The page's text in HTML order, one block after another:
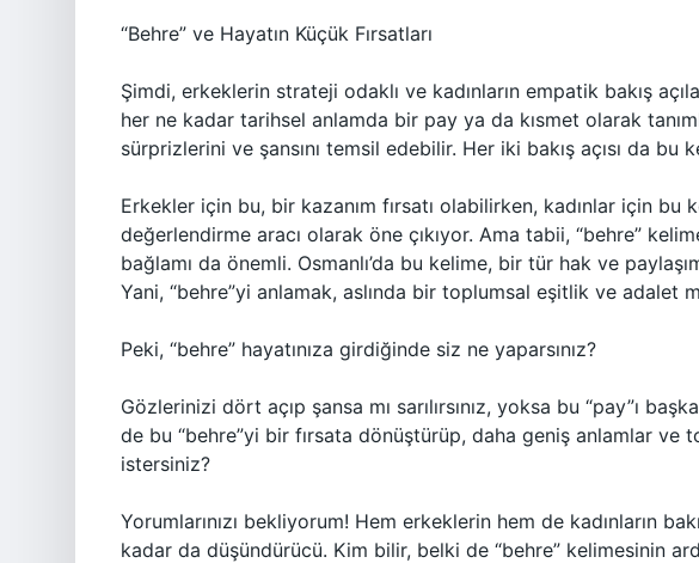
“Behre” ve Hayatın Küçük Fırsatları
Şimdi, erkeklerin strateji odaklı ve kadınların empatik bakış
her ne kadar tarihsel anlamda bir pay ya da kısmet olarak
sürprizlerini ve şansını temsil edebilir. Her iki bakış açısı da bu
Erkekler için bu, bir kazanım fırsatı olabilirken, kadınlar için bu
değerlendirme aracı olarak öne çıkıyor. Ama tabii, “behre”
bağlamı da önemli. Osmanlı’da bu kelime, bir tür hak ve
Yani, “behre”yi anlamak, aslında bir toplumsal eşitlik ve adalet
Peki, “behre” hayatınıza girdiğinde siz ne yaparsınız?
Gözlerinizi dört açıp şansa mı sarılırsınız, yoksa bu “pay”ı
de bu “behre”yi bir fırsata dönüştürüp, daha geniş anlamlar ve
istersiniz?
Yorumlarınızı bekliyorum! Hem erkeklerin hem de kadınların
kadar da düşündürücü. Kim bilir, belki de “behre” kelimesinin